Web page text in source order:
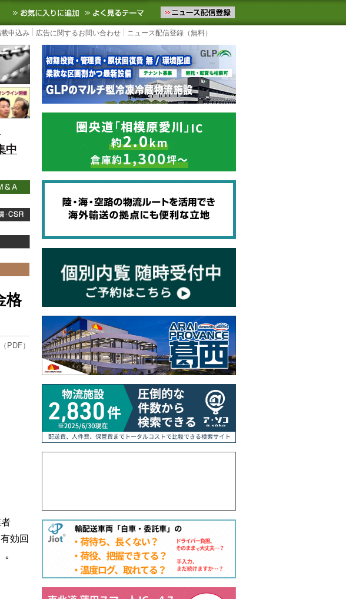
外の最新の物流ニュースをお届けします。物流ニュースメール配信を登録す
お気に入りに追加 よく見るテーマ
申込み 広告に関するお問い合わせ ニュース配信登録（無料）
中
格
PDF）
効回
｡